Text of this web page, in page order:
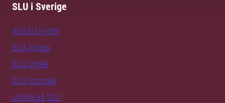
SLU i Sverige
Alla SLU-orter
SLU Alnarp
SLU Umeå
SLU Uppsala
Jobba på SLU